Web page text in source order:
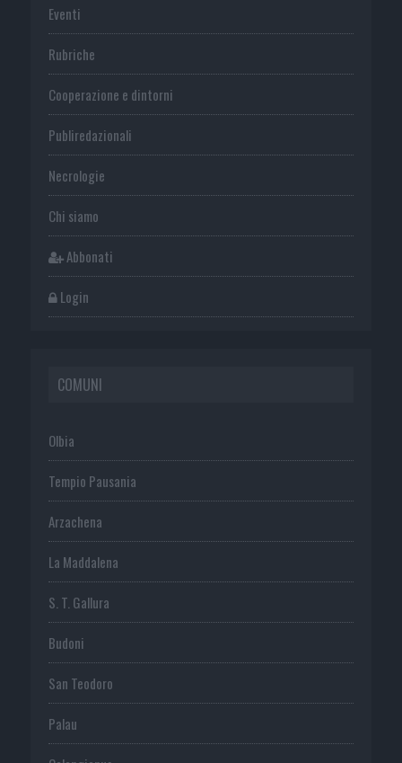
Eventi
Rubriche
Cooperazione e dintorni
Publiredazionali
Necrologie
Chi siamo
Abbonati
Login
COMUNI
Olbia
Tempio Pausania
Arzachena
La Maddalena
S. T. Gallura
Budoni
San Teodoro
Palau